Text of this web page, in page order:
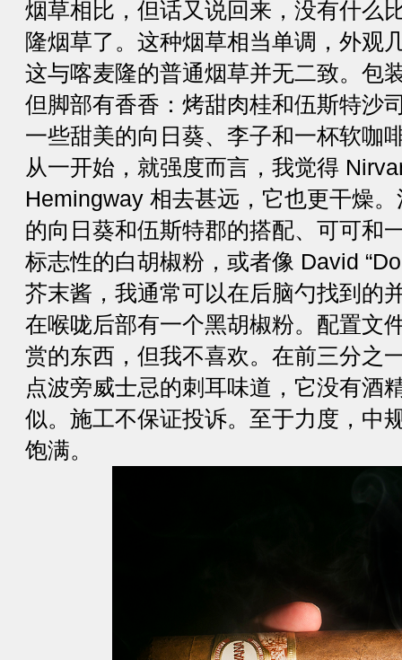
烟草相比，但话又说回来，没有什么
隆烟草了。这种烟草相当单调，外观
这与喀麦隆的普通烟草并无二致。包
但脚部有香香：烤甜肉桂和伍斯特沙
一些甜美的向日葵、李子和一杯软咖
从一开始，就强度而言，我觉得
Hemingway 相去甚远，它也更干燥
的向日葵和伍斯特郡的搭配、可可和
标志性的白胡椒粉，或者像 David
芥末酱，我通常可以在后脑勺找到的
在喉咙后部有一个黑胡椒粉。配置文
赏的东西，但我不喜欢。在前三分之
点波旁威士忌的刺耳味道，它没有酒
似。施工不保证投诉。至于力度，中
饱满。